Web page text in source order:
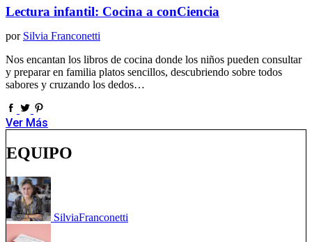
Lectura infantil: Cocina a conCiencia
por Silvia Franconetti
Nos encantan los libros de cocina donde los niños pueden consultar
y preparar en familia platos sencillos, descubriendo sobre todos
sabores y cruzando los dedos…
Ver Más
EQUIPO
SilviaFranconetti